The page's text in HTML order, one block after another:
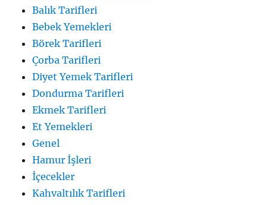
Balık Tarifleri
Bebek Yemekleri
Börek Tarifleri
Çorba Tarifleri
Diyet Yemek Tarifleri
Dondurma Tarifleri
Ekmek Tarifleri
Et Yemekleri
Genel
Hamur İşleri
İçecekler
Kahvaltılık Tarifleri